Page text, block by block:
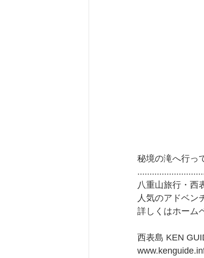
秘境の滝へ行っ
八重山旅行・西
人気のアドベン
詳しくはホーム
西表島 KEN